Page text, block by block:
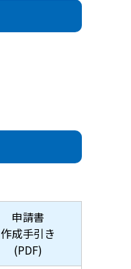
申請書
作成手引き
(PDF)